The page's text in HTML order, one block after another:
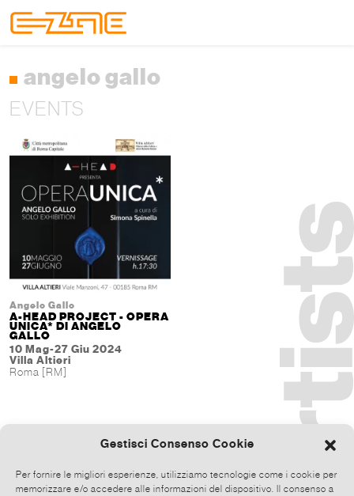
Gestisci Consenso Cookie
Per fornire le migliori esperienze, utilizziamo tecnologie come i cookie per
memorizzare e/o accedere alle informazioni del dispositivo. Il consenso a
angelo gallo
EVENTS
Angelo Gallo
A-HEAD PROJECT - OPERA
UNICA* DI ANGELO
GALLO
10 Mag-27 Giu 2024
Villa Altieri
Roma [RM]